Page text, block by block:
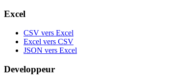
Excel
CSV vers Excel
Excel vers CSV
JSON vers Excel
Developpeur